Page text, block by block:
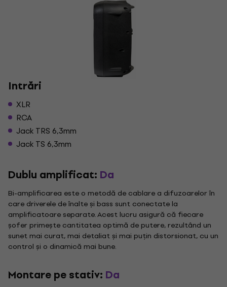
Intrări
XLR
RCA
Jack TRS 6,3mm
Jack TS 6,3mm
Dublu amplificat: Da
Bi-amplificarea este o metodă de cablare a difuzoarelor în
care driverele de înalte și bass sunt conectate la
amplificatoare separate. Acest lucru asigură că fiecare
șofer primește cantitatea optimă de putere, rezultând un
sunet mai curat, mai detaliat și mai puțin distorsionat, cu un
control și o dinamică mai bune.
Montare pe stativ: Da